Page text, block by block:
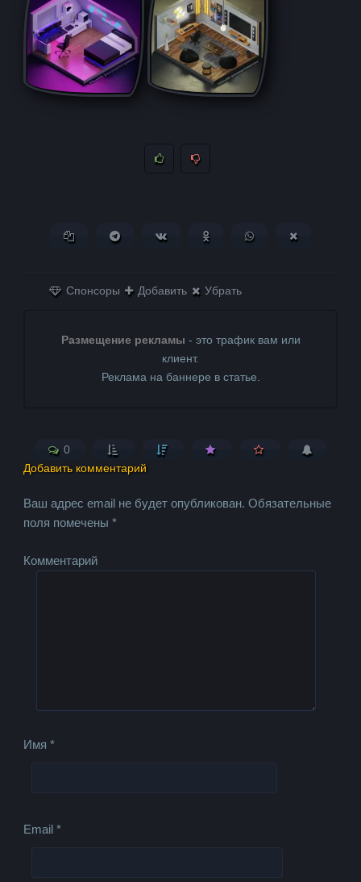
Копировать ссылкуПоделиться в Telegram
Поделиться ВКонтактеПоделиться в
Поделиться в
Спонсоры Добавить Убрать
Размещение рекламы - это трафик вам или
клиент.
Реклама на баннере в статье.
0
Добавить комментарий
Ваш адрес email не будет опубликован. Обязательные
поля помечены*
Комментарий
Имя*
Email*